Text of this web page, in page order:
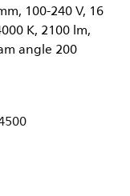
100-240 V, 16
K, 2100 lm,
angle 200